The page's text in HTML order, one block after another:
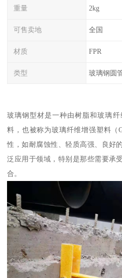
重量 2kg
可售卖地 全国
材质 FPR
类型 玻璃钢圆
玻璃钢型材是一种由树脂和玻璃
料，也被称为玻璃纤维增强塑料（
性，如耐腐蚀性、轻质高强、良好
泛应用于领域，特别是那些需要承
合。